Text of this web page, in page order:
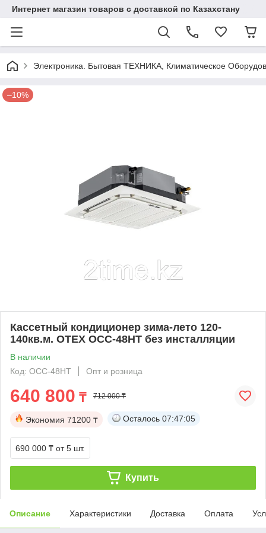
Интернет магазин товаров с доставкой по Казахстану
Электроника. Бытовая ТЕХНИКА, Климатическое
–10%
Кассетный кондиционер зима-лето 120-
140кв.м. OTEX OCC-48HT без инсталляции
В наличии
Код: OCC-48HT
Опт и розница
640 800 ₸ 712 000 ₸
Экономия 71200 ₸ Осталось 07:47:05
690 000 ₸ от 5 шт.
Купить
Описание Характеристики Доставка Оплата